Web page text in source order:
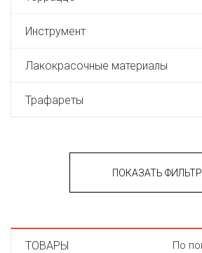
Инструмент
Лакокрасочные материалы
Трафареты
ПОКАЗАТЬ ФИЛЬТР
ТОВАРЫ